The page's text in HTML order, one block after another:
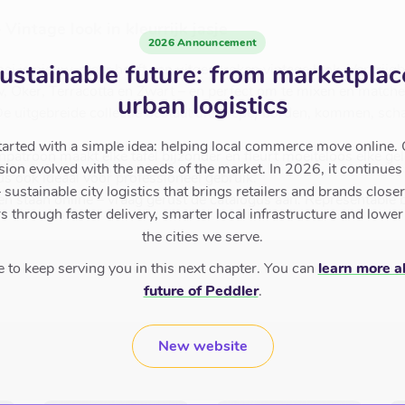
Vintage look in kleurrijk jasje
is nieuw, maar heeft een uitgesproken vintage look.
Oker, Terracotta en Zwart – en perfect om te mixen en
uitgebreide collectie bestaat uit (diepe) borden, kommen,
maakt elke tafel bijzonder en fleurt moeiteloos elke
ook ideaal voor professioneel gebruik.
staan online – vraag gerust de catalogus aan. Représentable
2026 Announcement
future: from
urban logistics
with a simple idea: helping local commerce move online.
evolved with the needs of the market. In 2026, it
city logistics that brings retailers and brands
through faster delivery, smarter local infrastructure and
the cities we serve.
to keep serving you in this next chapter. You can learn more
future of Peddler.
New website